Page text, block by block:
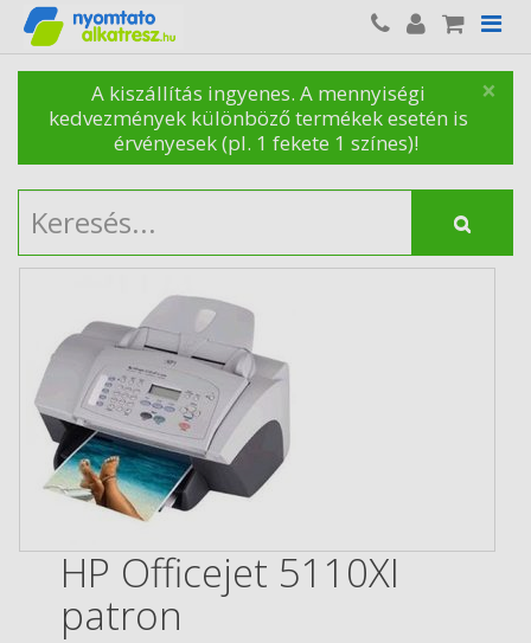
×
A kiszállítás ingyenes. A mennyiségi
kedvezmények különböző termékek esetén is
érvényesek (pl. 1 fekete 1 színes)!
HP Officejet 5110XI
patron